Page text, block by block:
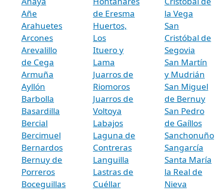
Añe
Arahuetes
Arcones
Arevalillo
de Cega
Armuña
Ayllón
Barbolla
Basardilla
Bercial
Bercimuel
Bernardos
Bernuy de
Porreros
Boceguillas
de Eresma
Huertos,
Los
Ituero y
Lama
Juarros de
Riomoros
Juarros de
Voltoya
Labajos
Laguna de
Contreras
Languilla
Lastras de
Cuéllar
la Vega
San
Cristóbal de
Segovia
San Martín
y Mudrián
San Miguel
de Bernuy
San Pedro
de Gaíllos
Sanchonuño
Sangarcía
Santa María
la Real de
Nieva